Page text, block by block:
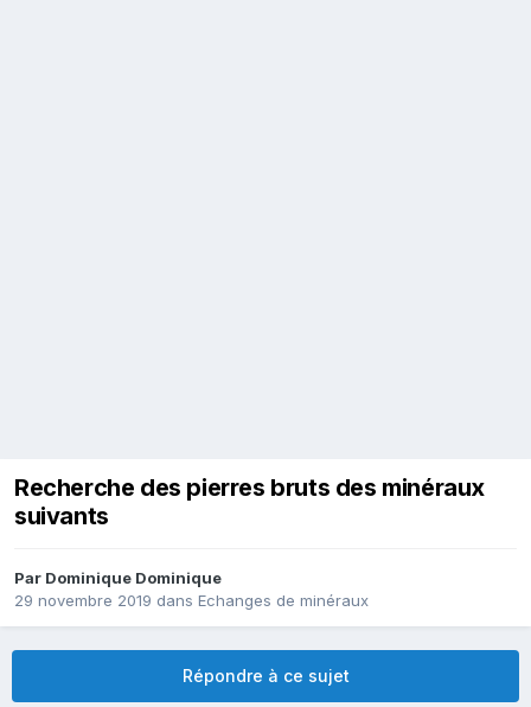
Recherche des pierres bruts des minéraux
suivants
Par Dominique Dominique
29 novembre 2019 dans Echanges de minéraux
Répondre à ce sujet